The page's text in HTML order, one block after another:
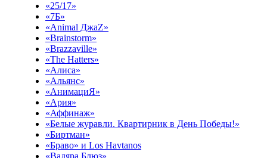
«25/17»
«7Б»
«Animal ДжаZ»
«Brainstorm»
«Brazzaville»
«The Hatters»
«Алиса»
«Альянс»
«АнимациЯ»
«Ария»
«Аффинаж»
«Белые журавли. Квартирник в День Победы!»
«Биртман»
«Браво» и Los Havtanos
«Вадяра Блюз»